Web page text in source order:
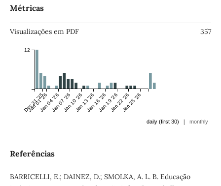
Métricas
Visualizações em PDF 357
Dec 31 '25
Jan 01 '26Jan 04 '26Jan 07 '26Jan 10 '26Jan 13 '26Jan 16 '26Jan 19 '26Jan 22 '26Jan 25 '26
12
daily (first 30) | monthly
Referências
BARRICELLI, E.; DAINEZ, D.; SMOLKA, A. L. B. Educação